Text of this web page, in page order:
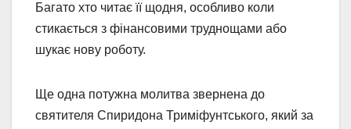
Багато хто читає її щодня, особливо коли
стикається з фінансовими труднощами або
шукає нову роботу.
Ще одна потужна молитва звернена до
святителя Спиридона Триміфунтського, який за